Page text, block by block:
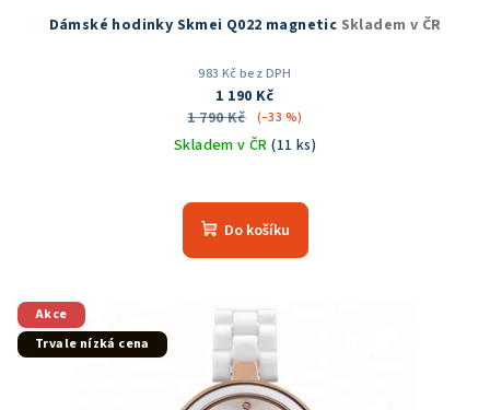
Dámské hodinky Skmei Q022 magnetic Skladem v ČR
983 Kč bez DPH
1 190 Kč
1 790 Kč
(–33 %)
Skladem v ČR(11 ks)
hodnocení
produktu
5
hvězdiček.
Do košíku
Akce
Trvale nízká cena